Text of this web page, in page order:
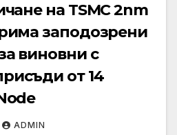
на TSMC 2nm
заподозрени
виновни с
от 14
ADMIN